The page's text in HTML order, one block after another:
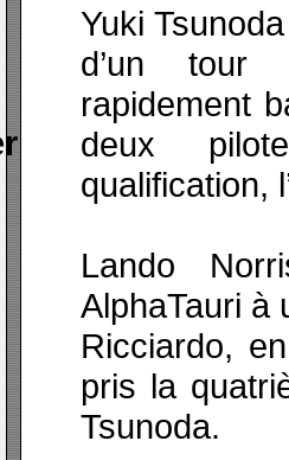
Yuki
d’un tour
rapidement
deux
qualification,
Lando
AlphaTauri à
Ricciardo,
pris la
Tsunoda.